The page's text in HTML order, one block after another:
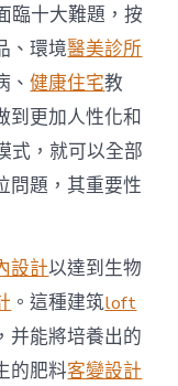
魚
_
中
國
發
展
門
戶
網
家
發
展
門
戶〉
中
臨十大難題，按
、環境醫美診所
、健康住宅教
到更加人性化和
式，就可以全部
問題，其重要性
設計以達到生物
。這種建筑loft
并能將培養出的
的肥料客變設計